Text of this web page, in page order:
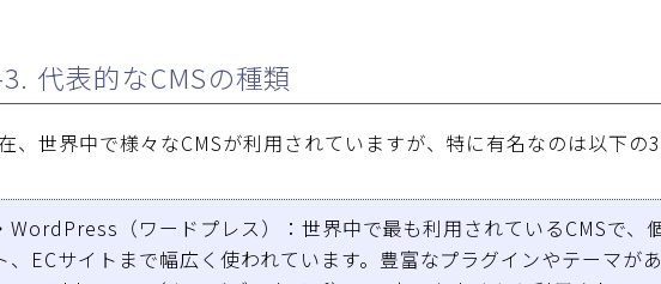
代表的なCMSの種類
、世界中で様々なCMSが利用されていますが、特に有名なのは以下の
WordPress（ワードプレス）
：世界中で最も利用されているCMSで
、ECサイトまで幅広く使われています。豊富なプラグインやテーマが